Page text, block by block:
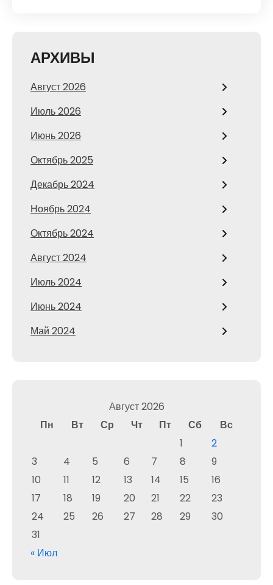
АРХИВЫ
Август 2026
Июль 2026
Июнь 2026
Октябрь 2025
Декабрь 2024
Ноябрь 2024
Октябрь 2024
Август 2024
Июль 2024
Июнь 2024
Май 2024
Август 2026
Пн
Вт Ср Чт Пт Сб
Вс
1
2
3
4 5 6 7 8
9
10
11 12 13 14 15
16
17
18 19 20 21 22
23
24
25 26 27 28 29
30
31
« Июл